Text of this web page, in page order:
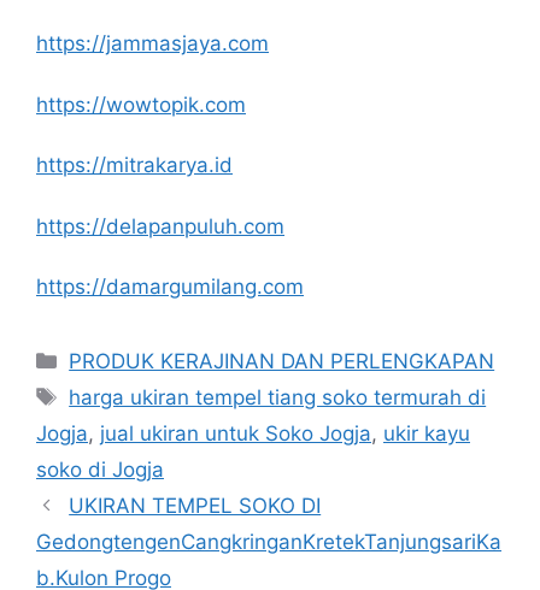
https://jammasjaya.com
https://wowtopik.com
https://mitrakarya.id
https://delapanpuluh.com
https://damargumilang.com
Kategori
PRODUK KERAJINAN DAN PERLENGKAPAN
Tag
harga ukiran tempel tiang soko termurah di
Jogja, jual ukiran untuk Soko Jogja, ukir kayu
soko di Jogja
UKIRAN TEMPEL SOKO DI
GedongtengenCangkringanKretekTanjungsariKa
b.Kulon Progo